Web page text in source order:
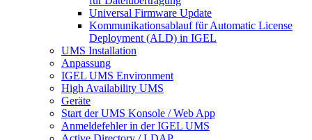
Universal Firmware Update
Kommunikationsablauf für Automatic License
Deployment (ALD) in IGEL
UMS Installation
Anpassung
IGEL UMS Environment
High Availability UMS
Geräte
Start der UMS Konsole / Web App
Anmeldefehler in der IGEL UMS